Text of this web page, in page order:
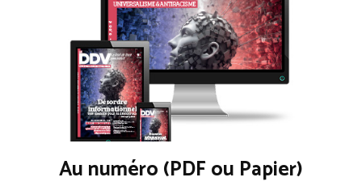
Au numéro (PDF ou Papier)